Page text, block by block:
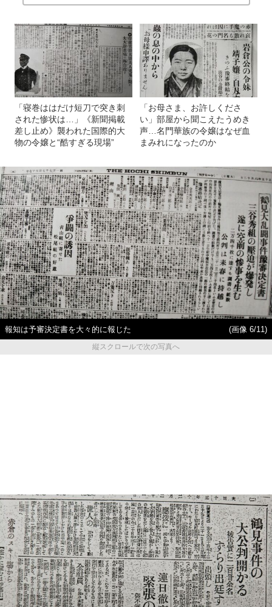
「寝巻ははだけ短刀で突き刺
された惨状は…」《新聞掲載
差し止め》襲われた国際的大
物の令嬢と“酷すぎる現場”
「お母さま、お許しくださ
い」部屋から聞こえたうめき
声…名門華族の令嬢はなぜ血
まみれになったのか
報知は予審決定書を大々的に報じた
(画像 6/11)
縦スクロールで次の写真へ